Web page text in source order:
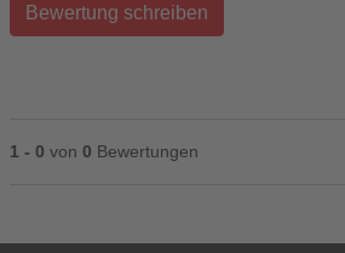
Bewertung schreiben
1 - 0 von 0 Bewertungen